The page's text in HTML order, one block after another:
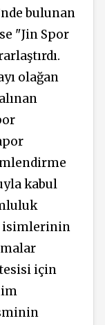
bulunan
"Jin Spor
olağan
kabul
isimlerinin
için